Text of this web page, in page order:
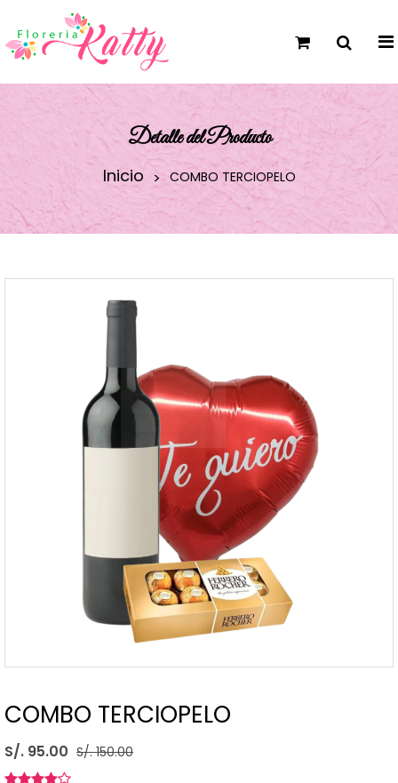
Detalle del Producto
Inicio COMBO TERCIOPELO
COMBO TERCIOPELO
S/. 95.00 S/. 150.00